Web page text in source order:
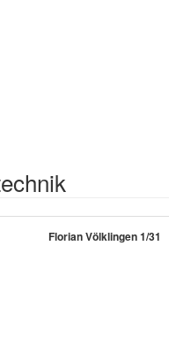
Florian Völklingen 1/31